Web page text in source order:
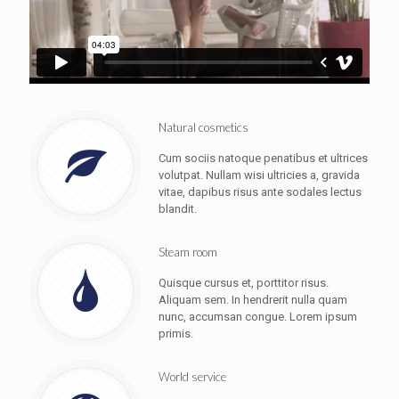
Natural cosmetics
Cum sociis natoque penatibus et ultrices
volutpat. Nullam wisi ultricies a, gravida
vitae, dapibus risus ante sodales lectus
blandit.
Steam room
Quisque cursus et, porttitor risus.
Aliquam sem. In hendrerit nulla quam
nunc, accumsan congue. Lorem ipsum
primis.
World service